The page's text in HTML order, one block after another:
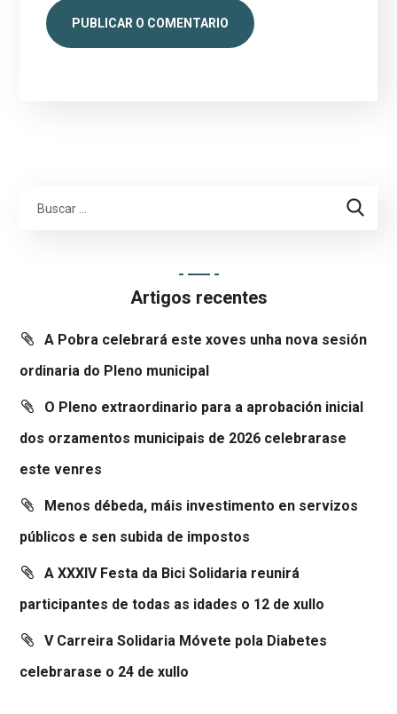
Artigos recentes
A Pobra celebrará este xoves unha nova sesión
ordinaria do Pleno municipal
O Pleno extraordinario para a aprobación inicial
dos orzamentos municipais de 2026 celebrarase
este venres
Menos débeda, máis investimento en servizos
públicos e sen subida de impostos
A XXXIV Festa da Bici Solidaria reunirá
participantes de todas as idades o 12 de xullo
V Carreira Solidaria Móvete pola Diabetes
celebrarase o 24 de xullo